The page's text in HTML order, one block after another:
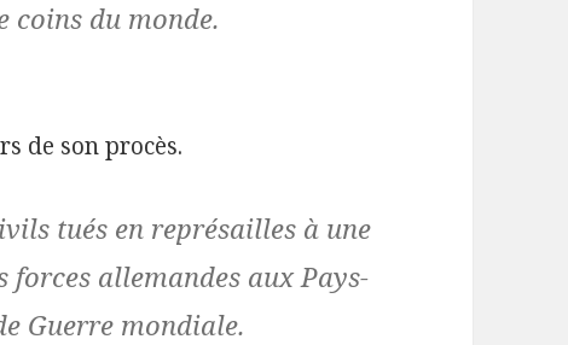
coins du monde.
de son procès.
tués en représailles à une
allemandes aux Pays-
Guerre mondiale.